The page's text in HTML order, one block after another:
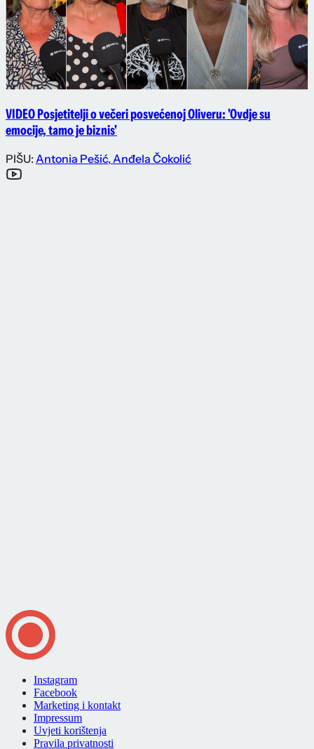
VIDEO Posjetitelji o večeri posvećenoj Oliveru: 'Ovdje su
emocije, tamo je biznis'
PIŠU: Antonia Pešić, Anđela Čokolić
Instagram
Facebook
Marketing i kontakt
Impressum
Uvjeti korištenja
Pravila privatnosti